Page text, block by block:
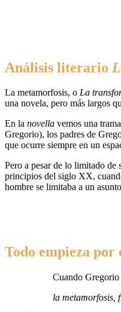
Análisis literario
La metamorfosis, o La
una novela, pero más largos
En la novella vemos una
Gregorio), los padres de
que ocurre siempre en un
Pero a pesar de lo limitado de
principios del siglo XX,
hombre se limitaba a un
Todo empieza
Cuando Gregorio
la metamorfosis,